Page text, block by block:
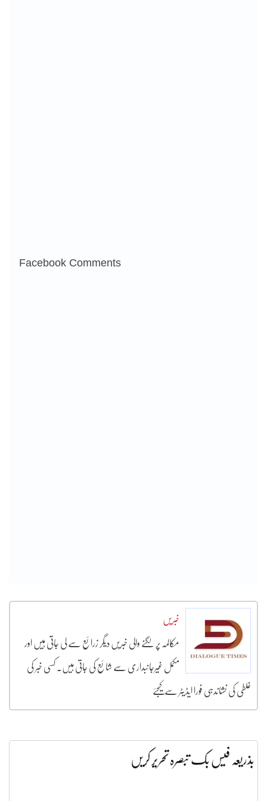
Facebook Comments
خبریں
مکالمہ پر لگنے والی خبریں دیگر زرائع سے لی جاتی ہیں اور
مکمل غیرجانبداری سے شائع کی جاتی ہیں۔ کسی خبر کی
غلطی کی نشاندہی فورا ایڈیٹر سے کیجئے
بذریعہ فیس بک تبصرہ تحریر کریں